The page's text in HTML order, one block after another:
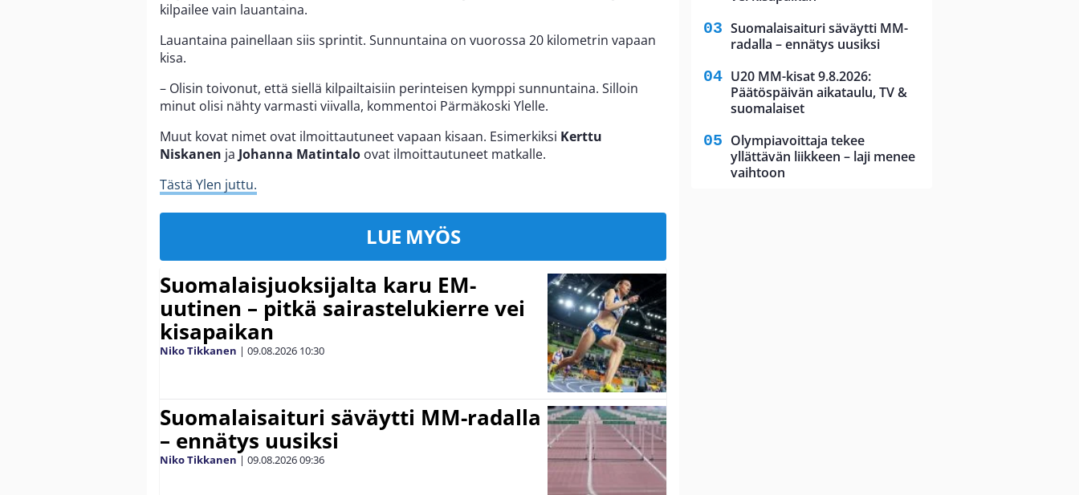
kilpailee vain lauantaina.
Lauantaina painellaan siis sprintit. Sunnuntaina on vuorossa 20 kilometrin vapaan
kisa.
– Olisin toivonut, että siellä kilpailtaisiin perinteisen kymppi sunnuntaina. Silloin
minut olisi nähty varmasti viivalla, kommentoi Pärmäkoski Ylelle.
Muut kovat nimet ovat ilmoittautuneet vapaan kisaan. Esimerkiksi Kerttu
Niskanen ja Johanna Matintalo ovat ilmoittautuneet matkalle.
Tästä Ylen juttu.
LUE MYÖS
Suomalaisjuoksijalta karu EM-
uutinen – pitkä sairastelukierre vei
kisapaikan
Niko Tikkanen | 09.08.2026 10:30
Suomalaisaituri säväytti MM-radalla
– ennätys uusiksi
Niko Tikkanen | 09.08.202609:36
Suomalaisaituri säväytti MM-
radalla – ennätys uusiksi
U20 MM-kisat 9.8.2026:
Päätöspäivän aikataulu, TV &
suomalaiset
Olympiavoittaja tekee
yllättävän liikkeen – laji menee
vaihtoon